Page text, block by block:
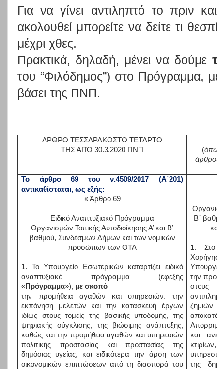
Για να γίνει αντιληπτό το πριν
ακολουθεί μπορείτε να δείτε τι
μέχρι χθες.
Πρακτικά, δηλαδή, μένει να δούμε
του “Φιλόδημος”) στο Πρόγραμμα,
βάσει της ΠΝΠ.
ΑΡΘΡΟ ΤΕΣΣΑΡΑΚΟΣΤΟ ΤΕΤΑΡΤΟ
ΤΗΣ ΑΠΌ 30.3.2020 ΠΝΠ
(
Το άρθρο 69 του ν.4509/2017 (Α΄201)
αντικαθίσταται, ως εξής:
« Άρθρο 69
Ειδικό Αναπτυξιακό Πρόγραμμα
Οργανισμών Τοπικής Αυτοδιοίκησης Α’ και Β’
βαθμού, Συνδέσμων Δήμων και των νομικών
προσώπων των ΟΤΑ
1. Το Υπουργείο Εσωτερικών καταρτίζει ειδικό
αναπτυξιακό πρόγραμμα (εφεξής
«Πρόγραμμα»), με σκοπό
την προμήθεια αγαθών και υπηρεσιών, την
εκπόνηση μελετών και την κατασκευή έργων
ιδίως στους τομείς της βασικής υποδομής, της
ψηφιακής σύγκλισης, της βιώσιμης ανάπτυξης,
καθώς και την προμήθεια αγαθών και υπηρεσιών
πολιτικής προστασίας και προστασίας της
δημόσιας υγείας, και ειδικότερα την άρση των
οικονομικών επιπτώσεων από τη διασπορά του
Β΄
1. Στο
την
στους
και
της